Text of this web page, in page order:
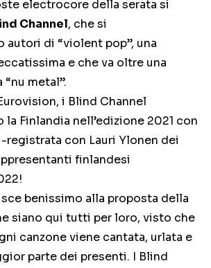
electrocore della serata si
Channel, che si
di “violent pop”, una
e che va oltre una
metal”.
i Blind Channel
la Finlandia nell’edizione 2021 con
registrata con Lauri Ylonen dei
finlandesi
benissimo alla proposta della
siano qui tutti per loro, visto che
canzone viene cantata, urlata e
parte dei presenti. I Blind